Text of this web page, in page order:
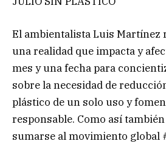
El ambientalista Luis Martínez
una realidad que impacta y
mes y una fecha para
sobre la necesidad de
plástico de un solo uso y
responsable. Como así
sumarse al movimiento global